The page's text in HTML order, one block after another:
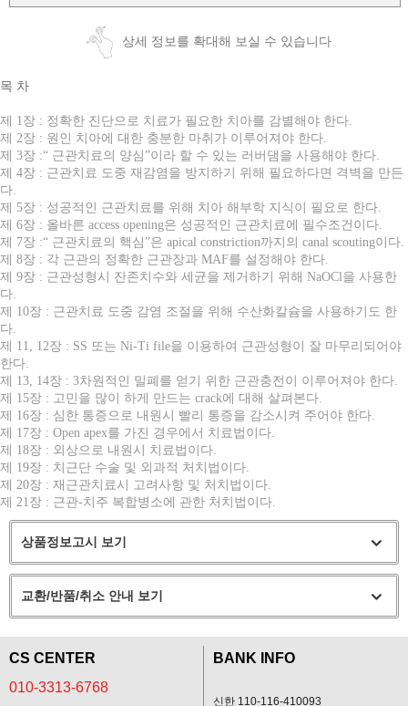
상세 정보를 확대해 보실 수 있습니다
목 차
제 1장 : 정확한 진단으로 치료가 필요한 치아를 감별해야 한다.
제 2장 : 원인 치아에 대한 충분한 마취가 이루어져야 한다.
제 3장 :“ 근관치료의 양심”이라 할 수 있는 러버댐을 사용해야 한다.
제 4장 : 근관치료 도중 재감염을 방지하기 위해 필요하다면 격벽을 만든
다.
제 5장 : 성공적인 근관치료를 위해 치아 해부학 지식이 필요로 한다.
제 6장 : 올바른 access opening은 성공적인 근관치료에 필수조건이다.
제 7장 :“ 근관치료의 핵심”은 apical constriction까지의 canal scouting이다.
제 8장 : 각 근관의 정확한 근관장과 MAF를 설정해야 한다.
제 9장 : 근관성형시 잔존치수와 세균을 제거하기 위해 NaOCl을 사용한
다.
제 10장 : 근관치료 도중 감염 조절을 위해 수산화칼슘을 사용하기도 한
다.
제 11, 12장 : SS 또는 Ni-Ti file을 이용하여 근관성형이 잘 마무리되어야
한다.
제 13, 14장 : 3차원적인 밀폐를 얻기 위한 근관충전이 이루어져야 한다.
제 15장 : 고민을 많이 하게 만드는 crack에 대해 살펴본다.
제 16장 : 심한 통증으로 내원시 빨리 통증을 감소시켜 주어야 한다.
제 17장 : Open apex를 가진 경우에서 치료법이다.
제 18장 : 외상으로 내원시 치료법이다.
제 19장 : 치근단 수술 및 외과적 처치법이다.
제 20장 : 재근관치료시 고려사항 및 처치법이다.
제 21장 : 근관-치주 복합병소에 관한 처치법이다.
상품정보고시 보기
교환/반품/취소 안내 보기
CS CENTER
010-3313-6768
BANK INFO
신한 110-116-410093